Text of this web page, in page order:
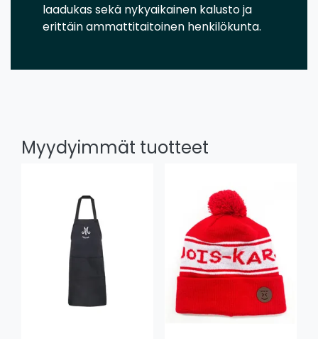
laadukas sekä nykyaikainen kalusto ja
erittäin ammattitaitoinen henkilökunta.
Myydyimmät tuotteet